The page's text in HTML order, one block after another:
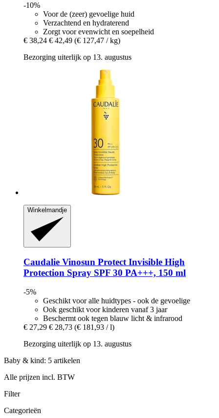
-10%
Voor de (zeer) gevoelige huid
Verzachtend en hydraterend
Zorgt voor evenwicht en soepelheid
€ 38,24 € 42,49 (€ 127,47 / kg)
Bezorging uiterlijk op 13. augustus
Winkelmandje
Caudalie Vinosun Protect Invisible High
Protection Spray SPF 30 PA+++, 150 ml
-5%
Geschikt voor alle huidtypes - ook de gevoelige
Ook geschikt voor kinderen vanaf 3 jaar
Beschermt ook tegen blauw licht & infrarood
€ 27,29 € 28,73 (€ 181,93 / l)
Bezorging uiterlijk op 13. augustus
Baby & kind: 5 artikelen
Alle prijzen incl. BTW
Filter
Categorieën